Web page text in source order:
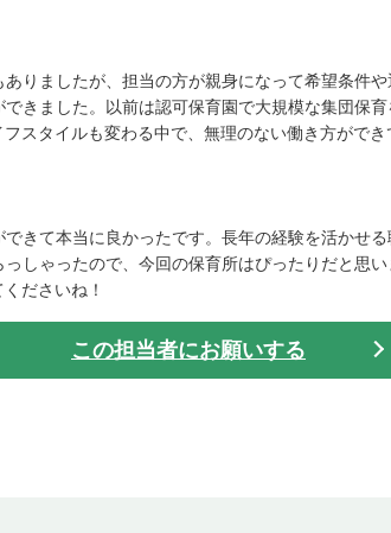
りましたが、担当の方が親身になって希望条件
きました。以前は認可保育園で大規模な集団保
スタイルも変わる中で、無理のない働き方ができ
きて本当に良かったです。長年の経験を活かせ
しゃったので、今回の保育所はぴったりだと思
ださいね！
この担当者にお願いする